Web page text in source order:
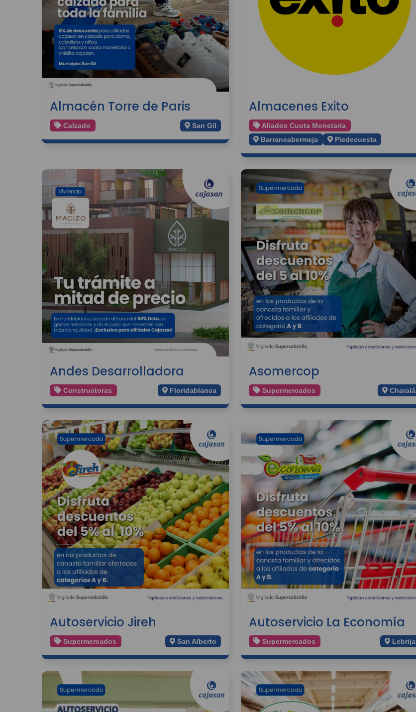
Almacén Torre de Paris
Calzado San Gil
Almacenes Exito
Aliados Cuota Monetaria
Barrancabermeja
Piedecuesta
Andes Desarrolladora
Constructoras Floridablanca
Asomercop
Supermercados Charalá
Autoservicio Jireh
Supermercados San Alberto
Autoservicio La Economía
Supermercados Lebrija